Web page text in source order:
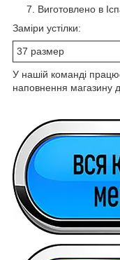
Виготовлено в
Заміри устілки:
37 размер
У нашій команді
наповнення магазину